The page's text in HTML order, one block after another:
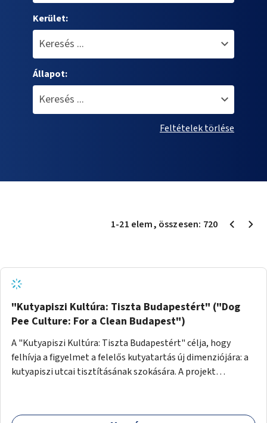
Kerület:
Állapot:
Feltételek törlése
1-21 elem, összesen: 720
"Kutyapiszi Kultúra: Tiszta Budapestért" ("Dog
Pee Culture: For a Clean Budapest")
A "Kutyapiszi Kultúra: Tiszta Budapestért" célja, hogy
felhívja a figyelmet a felelős kutyatartás új dimenziójára: a
kutyapiszi utcai tisztításának szokására. A projekt
palack vízzel öblítsék le azt, ezzel hozzájárulva a tiszta,